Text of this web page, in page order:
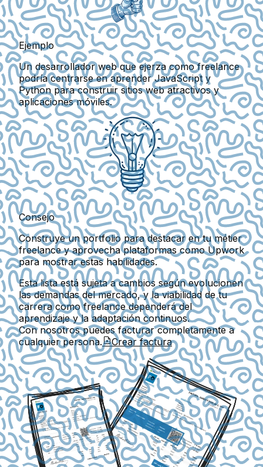
Ejemplo
Un desarrollador web que ejerza como freelance
podría centrarse en aprender JavaScript y
Python para construir sitios web atractivos y
aplicaciones móviles.
Consejo
Construye un portfolio para destacar en tu métier
freelance y aprovecha plataformas como Upwork
para mostrar estas habilidades.
Esta lista está sujeta a cambios según evolucionen
las demandas del mercado, y la viabilidad de tu
carrera como freelance dependerá del
aprendizaje y la adaptación continuos.
Con nosotros puedes facturar completamente a
cualquier persona.
Crear factura